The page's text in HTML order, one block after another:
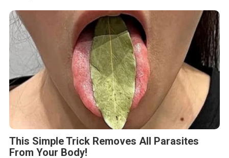
This Simple Trick Removes All Parasites
From Your Body!